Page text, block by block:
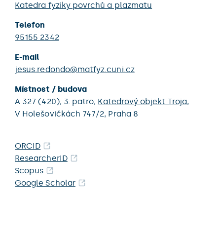
Katedra fyziky povrchů a plazmatu
Telefon
95155 2342
E-mail
jesus.redondo@matfyz.cuni.cz
Místnost / budova
A 327 (420), 3. patro, Katedrový objekt Troja,
V Holešovičkách 747/2, Praha 8
ORCID
ResearcherID
Scopus
Google Scholar